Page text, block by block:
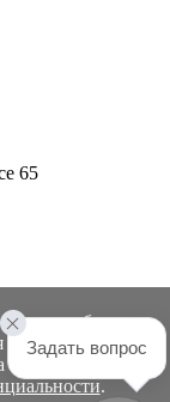
сбора
обеспечения
обслуживания в
.
65
Задать вопрос